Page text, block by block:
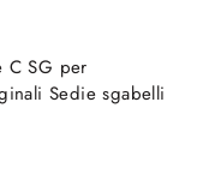
C SG per
Sedie sgabelli